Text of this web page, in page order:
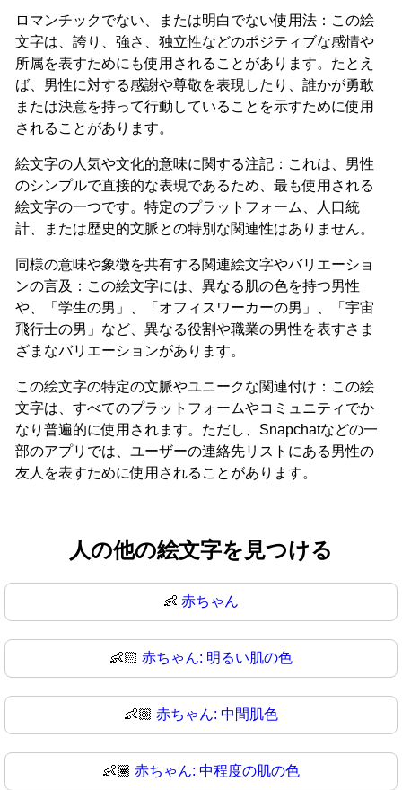
ロマンチックでない、または明白でない使用法：この絵
文字は、誇り、強さ、独立性などのポジティブな感情や
所属を表すためにも使用されることがあります。たとえ
ば、男性に対する感謝や尊敬を表現したり、誰かが勇敢
または決意を持って行動していることを示すために使用
されることがあります。
絵文字の人気や文化的意味に関する注記：これは、男性
のシンプルで直接的な表現であるため、最も使用される
絵文字の一つです。特定のプラットフォーム、人口統
計、または歴史的文脈との特別な関連性はありません。
同様の意味や象徴を共有する関連絵文字やバリエーショ
ンの言及：この絵文字には、異なる肌の色を持つ男性
や、「学生の男」、「オフィスワーカーの男」、「宇宙
飛行士の男」など、異なる役割や職業の男性を表すさま
ざまなバリエーションがあります。
この絵文字の特定の文脈やユニークな関連付け：この絵
文字は、すべてのプラットフォームやコミュニティでか
なり普遍的に使用されます。ただし、Snapchatなどの一
部のアプリでは、ユーザーの連絡先リストにある男性の
友人を表すために使用されることがあります。
人の他の絵文字を見つける
👶 赤ちゃん
👶🏻 赤ちゃん: 明るい肌の色
👶🏼 赤ちゃん: 中間肌色
👶🏽 赤ちゃん: 中程度の肌の色